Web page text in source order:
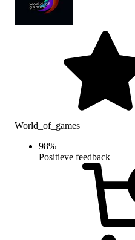
World_of_games
98%
Positieve feedback